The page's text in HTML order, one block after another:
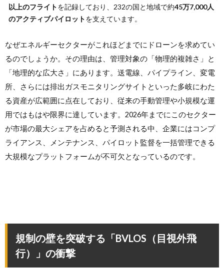
以上のフライトを記録しており、232の国と地域で約45万7,000人
のアクティブパイロットを支えています。
なぜエネルギーセクターがこれほどまでにドローンを求めてい
るのでしょうか。その理由は、管理対象の「物理的複雑さ」と
「地理的な広大さ」にあります。送電線、パイプライン、変電
所、さらには排出ガスモニタリングサイトといった多岐にわた
る資産が広範囲に点在しており、従来の手動管理や小規模な運
用ではもはや限界に達しています。2026年までにこのセクター
が市場の最大シェアを占めると予測される中、企業にはコンプ
ライアンス、メンテナンス、パイロット監督を一括管理できる
大規模なプラットフォームが不可欠となっているのです。
規制の壁を突破する「BVLOS（目視外飛
行）」の衝撃